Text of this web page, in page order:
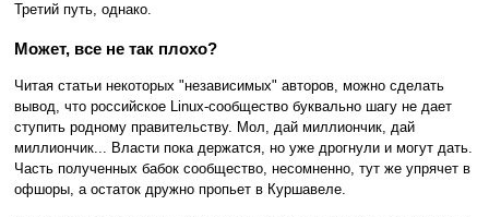
Третий путь, однако.
Может, все не так плохо?
Читая статьи некоторых "независимых" авторов, можно сделать
вывод, что российское Linux-сообщество буквально шагу не дает
ступить родному правительству. Мол, дай миллиончик, дай
миллиончик... Власти пока держатся, но уже дрогнули и могут дать.
Часть полученных бабок сообщество, несомненно, тут же упрячет в
офшоры, а остаток дружно пропьет в Куршавеле.